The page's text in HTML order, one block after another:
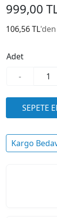
999,00
106,56 TL
Adet
-
Kargo